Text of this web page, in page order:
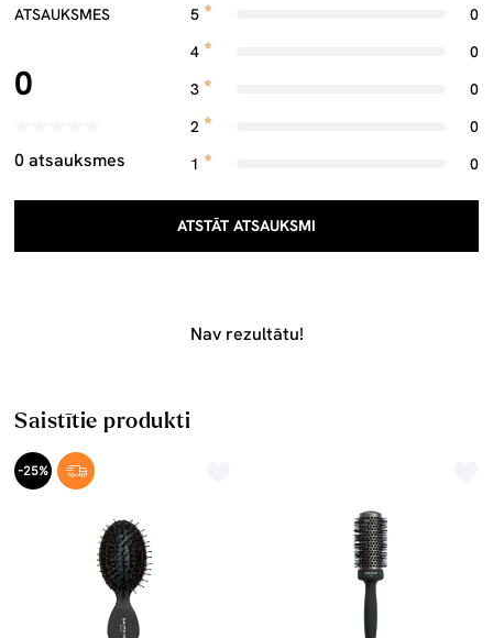
ATSAUKSMES
0
0 atsauksmes
5
0
4
0
3
0
2
0
1
0
ATSTĀT ATSAUKSMI
Nav rezultātu!
Saistītie produkti
-25%